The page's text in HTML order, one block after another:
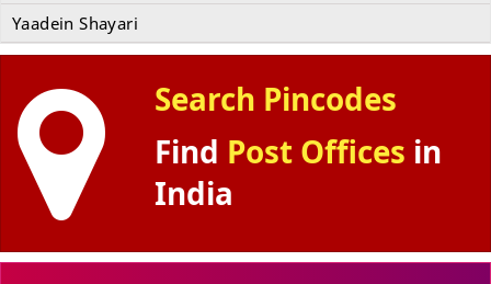
Yaadein Shayari
Search Pincodes
Find Post Offices in
India